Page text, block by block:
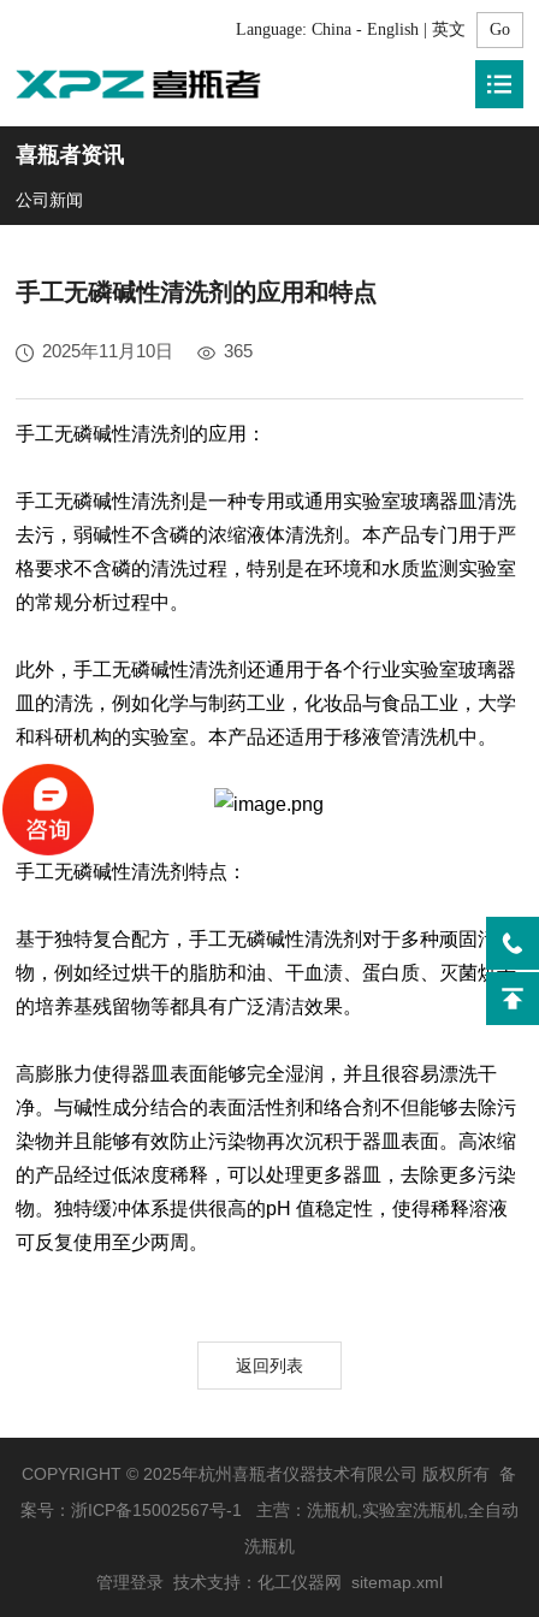
Language: China - English | 英文
喜瓶者资讯
公司新闻
手工无磷碱性清洗剂的应用和特点
2025年11月10日 365
手工无磷碱性清洗剂的应用：
手工无磷碱性清洗剂是一种专用或通用实验室玻璃器皿清洗
去污，弱碱性不含磷的浓缩液体清洗剂。本产品专门用于严
格要求不含磷的清洗过程，特别是在环境和水质监测实验室
的常规分析过程中。
此外，手工无磷碱性清洗剂还通用于各个行业实验室玻璃器
皿的清洗，例如化学与制药工业，化妆品与食品工业，大学
和科研机构的实验室。本产品还适用于移液管清洗机中。
手工无磷碱性清洗剂特点：
基于独特复合配方，手工无磷碱性清洗剂对于多种顽固污染
物，例如经过烘干的脂肪和油、干血渍、蛋白质、灭菌烘干
的培养基残留物等都具有广泛清洁效果。
高膨胀力使得器皿表面能够完全湿润，并且很容易漂洗干
净。与碱性成分结合的表面活性剂和络合剂不但能够去除污
染物并且能够有效防止污染物再次沉积于器皿表面。高浓缩
的产品经过低浓度稀释，可以处理更多器皿，去除更多污染
物。独特缓冲体系提供很高的pH 值稳定性，使得稀释溶液
可反复使用至少两周。
返回列表
COPYRIGHT © 2025年杭州喜瓶者仪器技术有限公司 版权所有 备
案号： 浙ICP备15002567号-1
主营：洗瓶机,实验室洗瓶机,全自动
洗瓶机
管理登录 技术支持： 化工仪器网 sitemap.xml